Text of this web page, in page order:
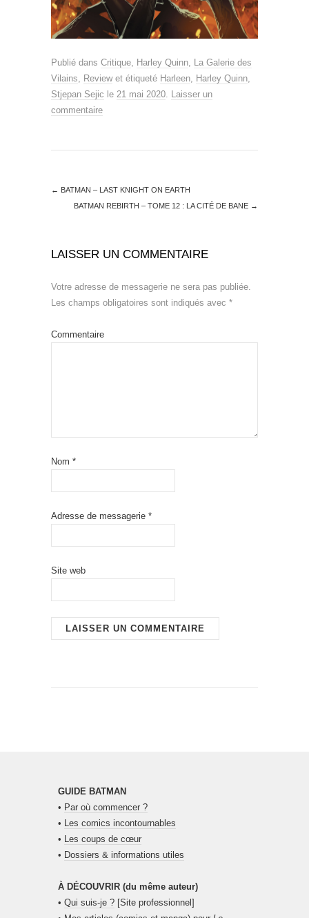
Publié dans Critique Harley Quinn
La Galerie des
Vilains
Reviewet étiqueté Harleen Harley Quinn
Stjepan Sejic le 21 mai 2020
Laisser un
commentaire
← BATMAN – LAST KNIGHT ON EARTH
BATMAN REBIRTH – TOME 12 : LA CITÉ DE BANE →
LAISSER UN COMMENTAIRE
Votre adresse de messagerie ne sera pas publiée.
Les champs obligatoires sont indiqués avec *
Commentaire
Nom *
Adresse de messagerie *
Site web
GUIDE BATMAN
• Par où commencer ?
•
Les comics incontournables
•
Les coups de cœur
• Dossiers & informations utiles
À DÉCOUVRIR (du même auteur)
• Qui suis-je ? [Site professionnel]